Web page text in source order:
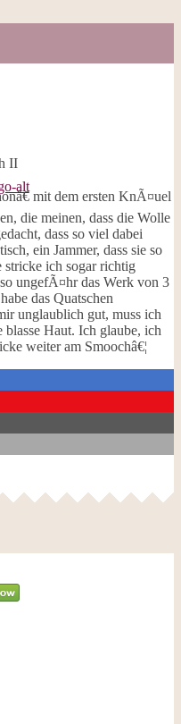
mit dem ersten KnÃ¤uel
die meinen, dass die Wolle
dass so viel dabei
ein Jammer, dass sie so
ich sogar richtig
ungefÃ¤hr das Werk von 3
das Quatschen
unglaublich gut, muss ich
Haut. Ich glaube, ich
weiter am Smoochâ€¦